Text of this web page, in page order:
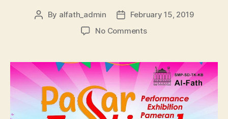
By alfath_admin
February 15, 2019
No Comments